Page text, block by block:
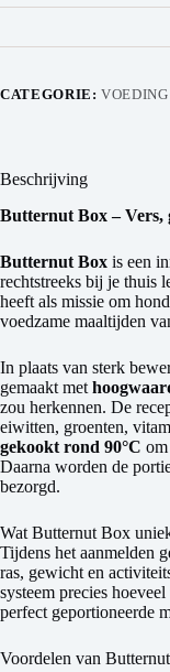
CATEGORIE:
Beschrijving
Butternut Box – Vers,
Butternut Box is een
rechtstreeks bij je thuis
heeft als missie om
voedzame maaltijden
In plaats van sterk
gemaakt met
zou herkennen. De
eiwitten, groenten,
gekookt rond 90°C
Daarna worden de
bezorgd.
Wat Butternut Box
Tijdens het aanmelden
ras, gewicht en
systeem precies
perfect geportioneerde
Voordelen van